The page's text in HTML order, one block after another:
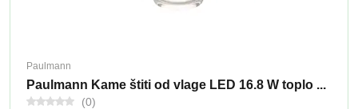
Paulmann
Paulmann Kame štiti od vlage LED 16.8 W toplo ...
(0)